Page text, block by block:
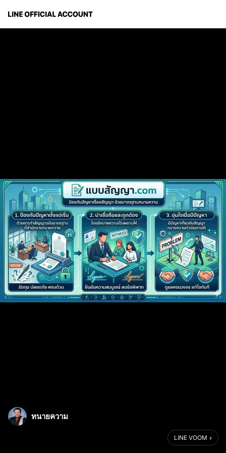
ทนายความ
LINE VOOM